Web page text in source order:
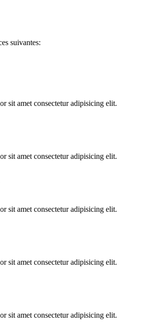
suivantes:
sit amet consectetur adipisicing elit.
sit amet consectetur adipisicing elit.
sit amet consectetur adipisicing elit.
sit amet consectetur adipisicing elit.
sit amet consectetur adipisicing elit.